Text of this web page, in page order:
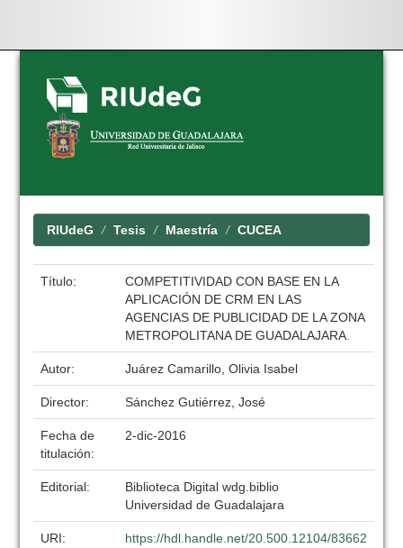
Skip
navigation
RIUdeG Tesis Maestría CUCEA
Título:
COMPETITIVIDAD CON BASE EN LA
APLICACIÓN DE CRM EN LAS
AGENCIAS DE PUBLICIDAD DE LA ZONA
METROPOLITANA DE GUADALAJARA.
Autor: Juárez Camarillo, Olivia Isabel
Director: Sánchez Gutiérrez, José
Fecha de
titulación:
2-dic-2016
Editorial:
Biblioteca Digital wdg.biblio
Universidad de Guadalajara
URI:
https://hdl.handle.net/20.500.12104/83662